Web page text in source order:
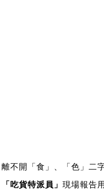
不開「食」、「色」二
「吃貨特派員」 現場報告